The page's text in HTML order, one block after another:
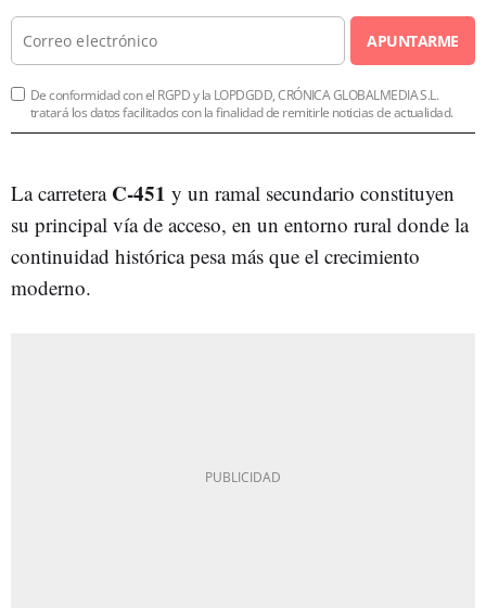
APUNTARME
De conformidad con el RGPD y la LOPDGDD, CRÓNICA GLOBALMEDIA S.L.
tratará los datos facilitados con la finalidad de remitirle noticias de actualidad.
La carretera C-451 y un ramal secundario constituyen
su principal vía de acceso, en un entorno rural donde la
continuidad histórica pesa más que el crecimiento
moderno.